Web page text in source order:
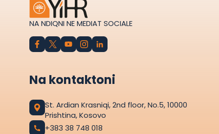
NA NDIQNI NE MEDIAT SOCIALE
Na kontaktoni
St. Ardian Krasniqi, 2nd floor, No.5, 10000
Prishtina, Kosovo
+383 38 748 018